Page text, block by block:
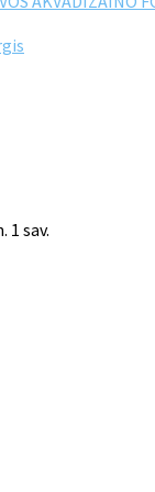
1 sav.